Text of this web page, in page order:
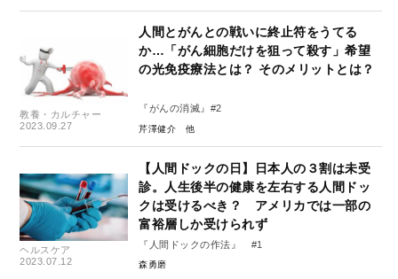
教養・カルチャー
2023.09.27
人間とがんとの戦いに終止符をうてる
か…「がん細胞だけを狙って殺す」希望
の光免疫療法とは？ そのメリットとは？
『がんの消滅』#2
芹澤健介
ヘルスケア
2023.07.12
【人間ドックの日】日本人の３割は未受
診。人生後半の健康を左右する人間ドッ
クは受けるべき？ アメリカでは一部の
富裕層しか受けられず
『人間ドックの作法』 #1
森勇磨